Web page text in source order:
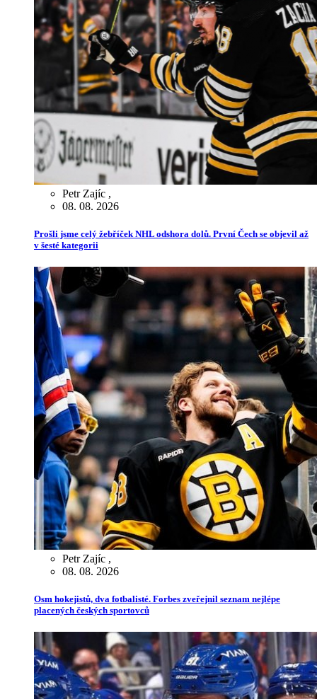
Petr Zajíc ,
08. 08. 2026
Prošli jsme celý žebříček NHL odshora dolů. První Čech se objevil až
v šesté kategorii
Petr Zajíc ,
08. 08. 2026
Osm hokejistů, dva fotbalisté. Forbes zveřejnil seznam nejlépe
placených českých sportovců